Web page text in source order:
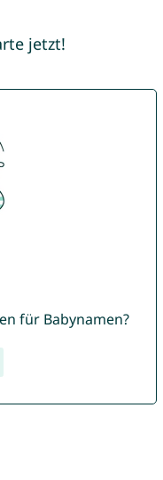
jetzt!
für Babynamen?